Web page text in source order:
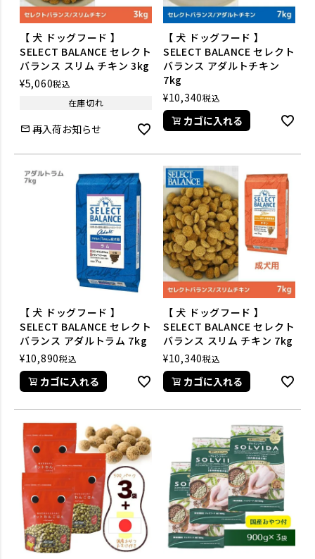
【 犬 ドッグフード 】
SELECT BALANCE セレクト
バランス スリム チキン 3kg
¥5,060税込
在庫切れ
再入荷お知らせ
【 犬 ドッグフード 】
SELECT BALANCE セレクト
バランス アダルトチキン
7kg
¥10,340税込
カゴに入れる
【 犬 ドッグフード 】
SELECT BALANCE セレクト
バランス アダルトラム 7kg
¥10,890税込
カゴに入れる
【 犬 ドッグフード 】
SELECT BALANCE セレクト
バランス スリム チキン 7kg
¥10,340税込
カゴに入れる